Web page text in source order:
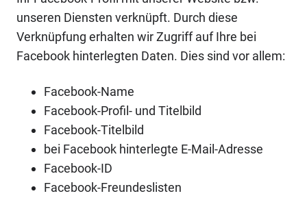
unseren Diensten verknüpft. Durch diese
Verknüpfung erhalten wir Zugriff auf Ihre bei
Facebook hinterlegten Daten. Dies sind vor allem:
Facebook-Name
Facebook-Profil- und Titelbild
Facebook-Titelbild
bei Facebook hinterlegte E-Mail-Adresse
Facebook-ID
Facebook-Freundeslisten